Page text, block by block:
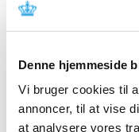
Denne hjemmeside
Vi bruger cookies til
annoncer, til at vise
at analysere vores
2020 (263)
2019 (159)
2017 (167)
2016 (167)
2015 (33)